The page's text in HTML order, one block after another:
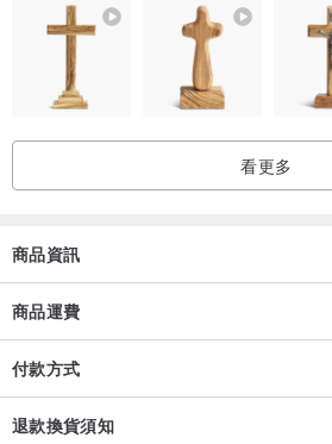
看更多
商品資訊
商品運費
付款方式
退款換貨須知